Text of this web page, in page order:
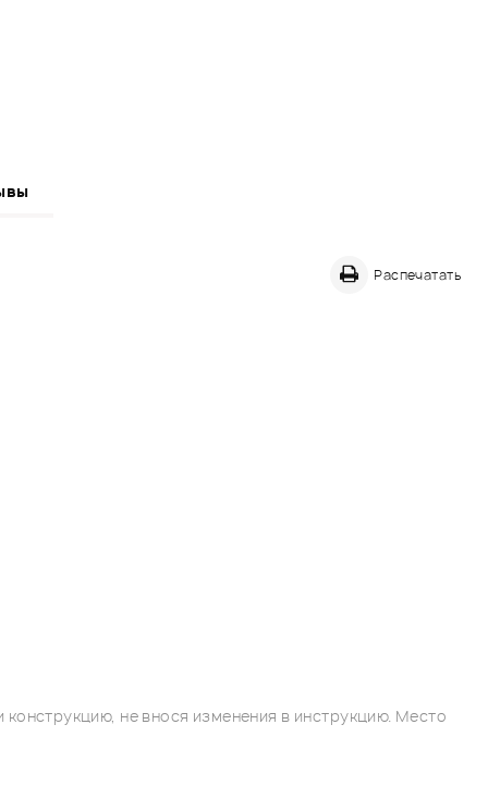
Распечатать
не внося изменения в инструкцию. Место